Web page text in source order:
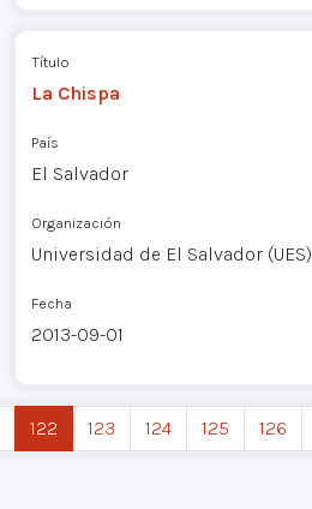
Título
La Chispa
País
El Salvador
Organización
Universidad de El Salvador (UES)
Fecha
2013-09-01
122 123 124 125 126